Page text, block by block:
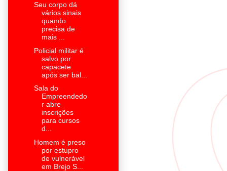
Seu corpo dá
vários sinais
quando
precisa de
mais ...
Policial militar é
salvo por
capacete
após ser bal...
Sala do
Empreendedo
r abre
inscrições
para cursos
d...
Homem é preso
por estupro
de vulnerável
em Brejo S...